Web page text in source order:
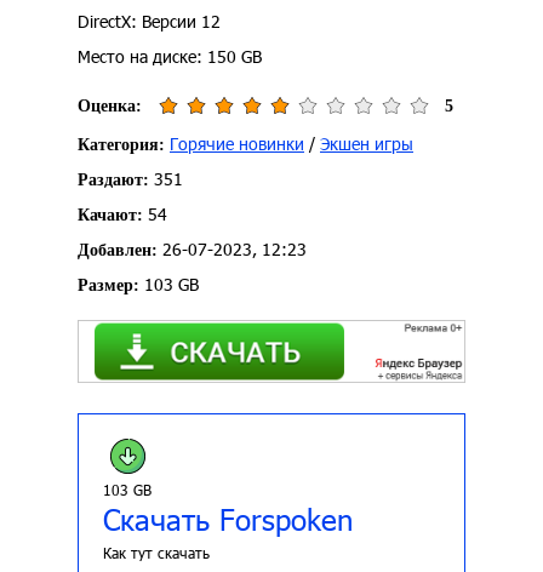
DirectX: Версии 12
Место на диске: 150 GB
Оценка: 5
Категория: Горячие новинки / Экшен игры
Раздают: 351
Качают: 54
Добавлен: 26-07-2023, 12:23
Размер: 103 GB
103 GB
Скачать Forspoken
Как тут скачать